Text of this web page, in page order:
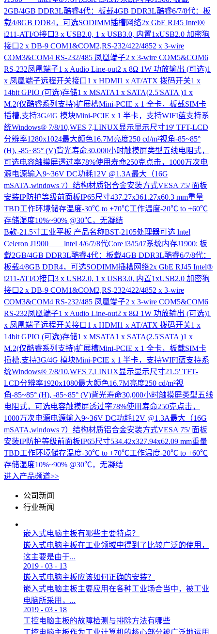
2GB/4GB DDR3L酷睿4代：板载4GB DDR3L酷睿6/7/8代：板
载4/8GB DDR4，可选SODIMM插槽网络2x GbE RJ45 Intel®
i211-ATI/O接口3 x USB2.0, 1 x USB3.0, 内置1xUSB2.0 加密狗
接口2 x DB-9 COM1&COM2,RS-232/422/4852 x 3-wire
COM3&COM4 RS-232/485 凤凰端子2 x 3-wire COM5&COM6
RS-232凤凰端子1 x Audio Line-out2 x 8Ω 1W 功放输出 (可选)1
x 凤凰端子远程开关接口1 x HDMI1 x AT/ATX 拨码开关1 x
14bit GPIO (可选)存储1 x MSATA1 x SATA(2.5'SATA )1 x
M.2(仅酷睿系列支持)扩展槽Mini-PCIE x 1 全卡，板载SIM卡
插槽,支持3G/4G 模块Mini-PCIE x 1 半卡，支持WIFI蓝支持系
统Windows® 7/8/10,WES 7,LINUX显示显示尺寸19' TFT-LCD
分辨率1280x1024最大颜色16.7M亮度250 cd/m²视角-85~85°
(H), -85~85° (V)背光寿命30,000小时触摸屏类型五线电阻式，
可选电容触摸屏透过率78%使用寿命250克点击，1000万次电
源电源输入9~36V DC功耗12V @1.3A最大（16G
mSATA,windows 7）结构材质铝合金安装方式VESA 75/ 面板
安装IP防护等级前面板IP65尺寸437.27x361.27x60.3 mm重量
TBD工作环境储存温度-30℃ to +70℃工作温度-20℃ to +60℃
存储湿度10%~90% @30℃，无凝结
B款-21.5寸工业平板 产品名称BST-2105处理器可选 lntel
Celeron J1900 lntel 4/6/7/8代Core i3/i5/i7系统内存J1900: 板
载2GB/4GB DDR3L酷睿4代：板载4GB DDR3L酷睿6/7/8代：
板载4/8GB DDR4，可选SODIMM插槽网络2x GbE RJ45 Intel®
i211-ATI/O接口3 x USB2.0, 1 x USB3.0, 内置1xUSB2.0 加密狗
接口2 x DB-9 COM1&COM2,RS-232/422/4852 x 3-wire
COM3&COM4 RS-232/485 凤凰端子2 x 3-wire COM5&COM6
RS-232凤凰端子1 x Audio Line-out2 x 8Ω 1W 功放输出 (可选)1
x 凤凰端子远程开关接口1 x HDMI1 x AT/ATX 拨码开关1 x
14bit GPIO (可选)存储1 x MSATA1 x SATA(2.5'SATA )1 x
M.2(仅酷睿系列支持)扩展槽Mini-PCIE x 1 全卡，板载SIM卡
插槽,支持3G/4G 模块Mini-PCIE x 1 半卡，支持WIFI蓝支持系
统Windows® 7/8/10,WES 7,LINUX显示显示尺寸21.5' TFT-
LCD分辨率1920x1080最大颜色16.7M亮度250 cd/m²视
角-85~85° (H), -85~85° (V)背光寿命30,000小时触摸屏类型五线
电阻式，可选电容触摸屏透过率78%使用寿命250克点击，
1000万次电源电源输入9~36V DC功耗12V @1.3A最大（16G
mSATA,windows 7）结构材质铝合金安装方式VESA 75/ 面板
安装IP防护等级前面板IP65尺寸534.42x327.94x62.09 mm重量
TBD工作环境储存温度-30℃ to +70℃工作温度-20℃ to +60℃
存储湿度10%~90% @30℃，无凝结
进入产品频道>>
公司新闻
行业新闻
嵌入式电脑主板有哪些主要特点？
嵌入式电脑主板在工业领域中得到了比较广泛的使用，
这主要是由于...
2019 - 03 - 13
嵌入式电脑主板应该如何正确的安装？
嵌入式电脑主板主要应用在各种工业场合当中，被工业
电脑所采用，...
2019 - 03 - 18
工控电脑主板的故障检测与排除方法有哪些
工控电脑主板作为工业计算机的核心部分被广泛地运用